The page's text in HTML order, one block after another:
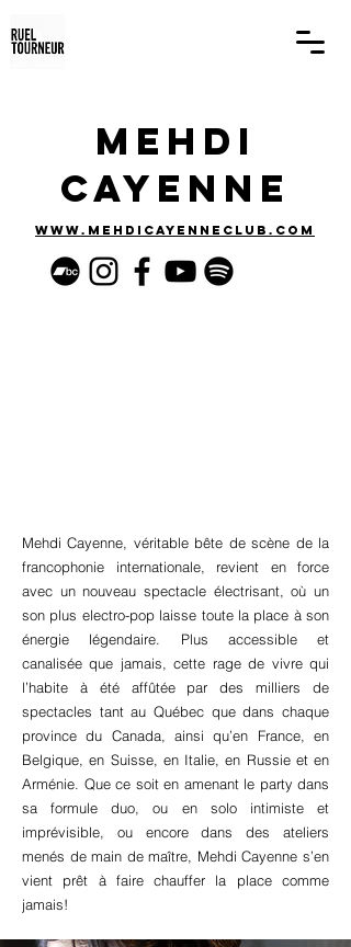
Mehdi
Cayenne
www.mehdicayenneclub.com
Mehdi Cayenne, véritable bête de scène de la
francophonie internationale, revient en force
avec un nouveau spectacle électrisant, où un
son plus electro-pop laisse toute la place à son
énergie légendaire. Plus accessible et
canalisée que jamais, cette rage de vivre qui
l’habite à été affûtée par des milliers de
spectacles tant au Québec que dans chaque
province du Canada, ainsi qu’en France, en
Belgique, en Suisse, en Italie, en Russie et en
Arménie. Que ce soit en amenant le party dans
sa formule duo, ou en solo intimiste et
imprévisible, ou encore dans des ateliers
menés de main de maître, Mehdi Cayenne s’en
vient prêt à faire chauffer la place comme
jamais!